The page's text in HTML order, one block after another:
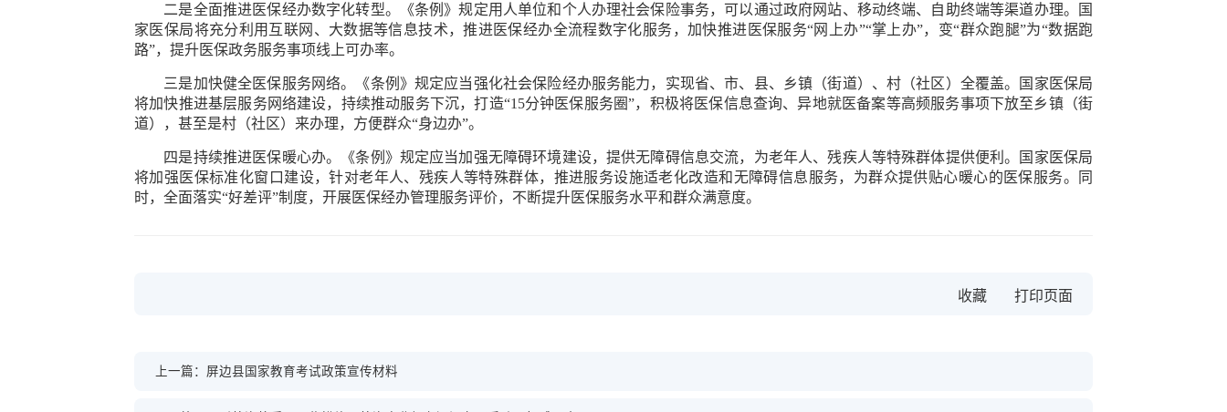
二是全面推进医保经办数字化转型。《条例》规定用人单位和个人办理社会保险事务，可以通过政府网站、移动终端、自助终端等渠道办理。国
家医保局将充分利用互联网、大数据等信息技术，推进医保经办全流程数字化服务，加快推进医保服务“网上办”“掌上办”，变“群众跑腿”为“数据跑
路”，提升医保政务服务事项线上可办率。
三是加快健全医保服务网络。《条例》规定应当强化社会保险经办服务能力，实现省、市、县、乡镇（街道）、村（社区）全覆盖。国家医保局
将加快推进基层服务网络建设，持续推动服务下沉，打造“15分钟医保服务圈”，积极将医保信息查询、异地就医备案等高频服务事项下放至乡镇（街
道），甚至是村（社区）来办理，方便群众“身边办”。
四是持续推进医保暖心办。《条例》规定应当加强无障碍环境建设，提供无障碍信息交流，为老年人、残疾人等特殊群体提供便利。国家医保局
将加强医保标准化窗口建设，针对老年人、残疾人等特殊群体，推进服务设施适老化改造和无障碍信息服务，为群众提供贴心暖心的医保服务。同
时，全面落实“好差评”制度，开展医保经办管理服务评价，不断提升医保服务水平和群众满意度。
收藏
上一篇：屏边县国家教育考试政策宣传材料